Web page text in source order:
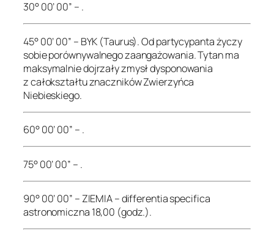
30° 00’ 00” – .
45° 00’ 00” – BYK (Taurus). Od partycypanta życzy
sobie porównywalnego zaangażowania. Tytan ma
maksymalnie dojrzały zmysł dysponowania
z całokształtu znaczników Zwierzyńca
Niebieskiego.
60° 00’ 00” – .
75° 00’ 00” – .
90° 00’ 00” – ZIEMIA – differentia specifica
astronomiczna 18,00 (godz.).